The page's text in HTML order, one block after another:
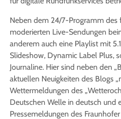
Neben dem 24/7-Programm des
moderierten Live-Sendungen
anderem auch eine Playlist mit
Slideshow, Dynamic Label Plus,
Journaline. Hier sind neben den
aktuellen Neuigkeiten des Blogs
Wettermeldungen des
Deutschen Welle in deutsch und
Pressemeldungen des